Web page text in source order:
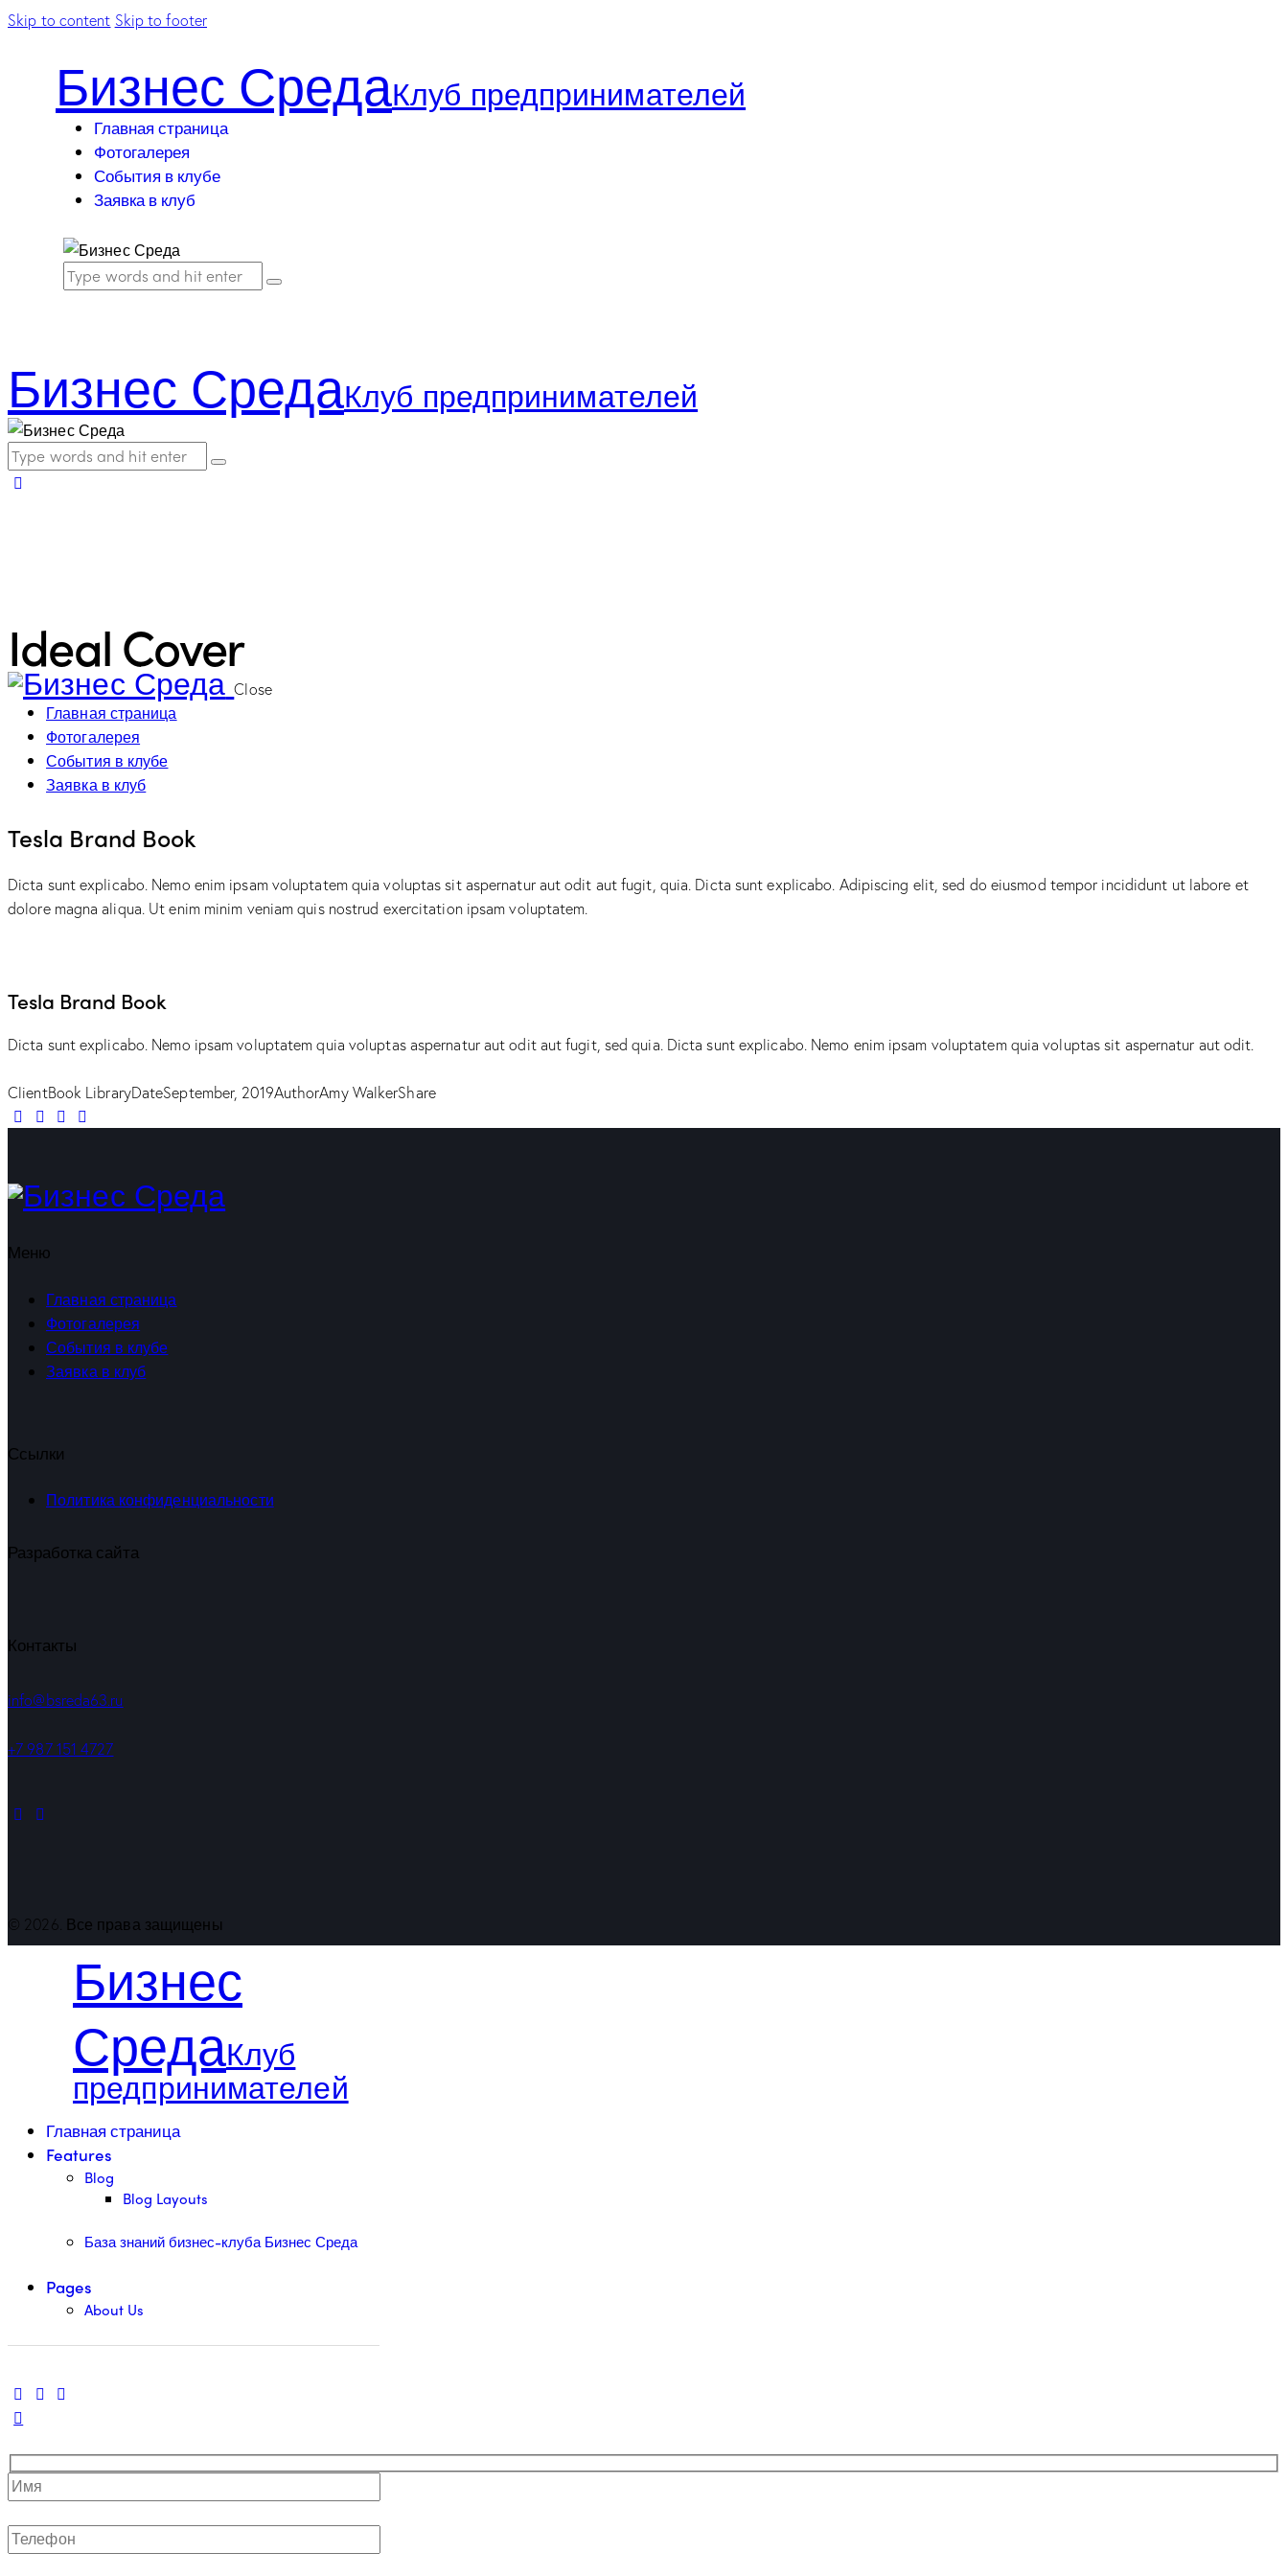
Skip to content Skip to footer
Бизнес СредаКлуб предпринимателей
Главная страница
Фотогалерея
События в клубе
Заявка в клуб
Бизнес СредаКлуб предпринимателей
Ideal Cover
Close
Главная страница
Фотогалерея
События в клубе
Заявка в клуб
Tesla Brand Book
Dicta sunt explicabo. Nemo enim ipsam voluptatem quia voluptas sit aspernatur aut odit aut fugit, quia. Dicta sunt explicabo. Adipiscing elit, sed do eiusmod tempor incididunt ut labore et
dolore magna aliqua. Ut enim minim veniam quis nostrud exercitation ipsam voluptatem.
Tesla Brand Book
Dicta sunt explicabo. Nemo ipsam voluptatem quia voluptas aspernatur aut odit aut fugit, sed quia. Dicta sunt explicabo. Nemo enim ipsam voluptatem quia voluptas sit aspernatur aut odit.
ClientBook LibraryDateSeptember, 2019AuthorAmy WalkerShare
Меню
Главная страница
Фотогалерея
События в клубе
Заявка в клуб
Ссылки
Политика конфиденциальности
Разработка сайта
Контакты
info@bsreda63.ru
+7 987 151 4727
© 2026. Все права защищены
Бизнес
СредаКлуб
предпринимателей
Главная страница
Features
Blog
Blog Layouts
База знаний бизнес-клуба Бизнес Среда
Pages
About Us